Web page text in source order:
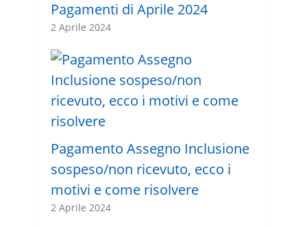
Pagamenti di Aprile 2024
2 Aprile 2024
Pagamento Assegno Inclusione
sospeso/non ricevuto, ecco i
motivi e come risolvere
2 Aprile 2024